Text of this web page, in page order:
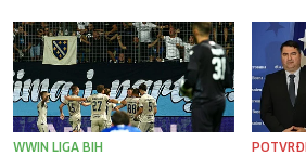
WWIN LIGA BIH